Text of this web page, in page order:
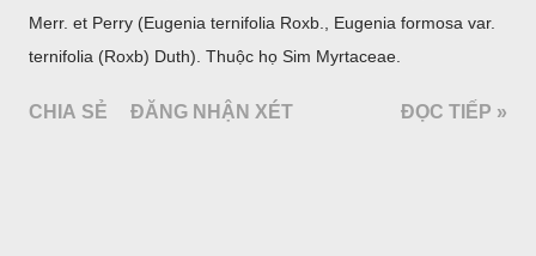
Merr. et Perry (Eugenia ternifolia Roxb., Eugenia formosa var.
ternifolia (Roxb) Duth). Thuộc họ Sim Myrtaceae.
CHIA SẺ ĐĂNG NHẬN XÉT ĐỌC TIẾP »